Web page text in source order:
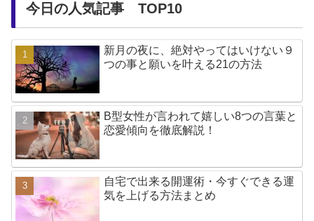
今日の人気記事 TOP10
新月の夜に、絶対やってはいけない９
つの事と願いを叶える21の方法
B型女性が言われて嬉しい8つの言葉と
恋愛傾向を徹底解説！
自宅で出来る開運術・今すぐできる運
気を上げる方法まとめ